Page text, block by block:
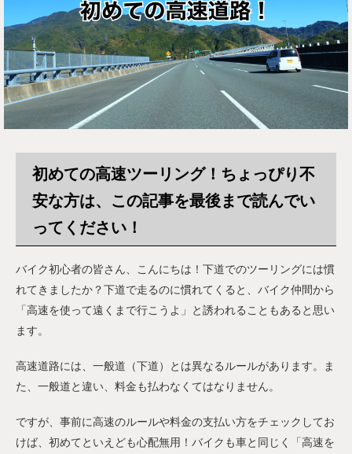
初めての高速ツーリング！ちょっぴり不
安な方は、この記事を最後まで読んでい
ってください！
バイク初心者の皆さん、こんにちは！下道でのツーリングには慣
れてきましたか？下道で走るのに慣れてくると、バイク仲間から
「高速を使って遠くまで行こうよ」と誘われることもあると思い
ます。
高速道路には、一般道（下道）とは異なるルールがあります。ま
た、一般道と違い、料金も払わなくてはなりません。
ですが、事前に高速のルールや料金の支払い方をチェックしてお
けば、初めてといえども心配無用！バイクも車と同じく「高速を